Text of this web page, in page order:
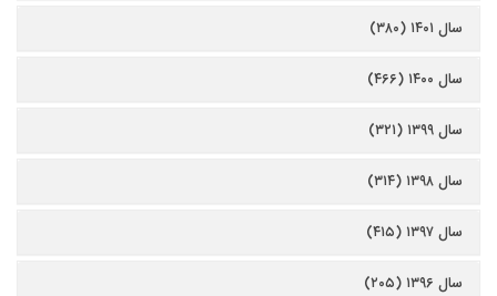
سال ۱۴۰۱ (۳۸۰)
سال ۱۴۰۰ (۴۶۶)
سال ۱۳۹۹ (۳۲۱)
سال ۱۳۹۸ (۳۱۴)
سال ۱۳۹۷ (۴۱۵)
سال ۱۳۹۶ (۲۰۵)